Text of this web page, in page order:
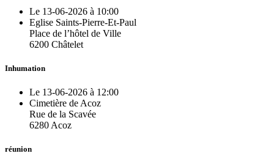
Le 13-06-2026 à 10:00
Eglise Saints-Pierre-Et-Paul
Place de l’hôtel de Ville
6200 Châtelet
Inhumation
Le 13-06-2026 à 12:00
Cimetière de Acoz
Rue de la Scavée
6280 Acoz
réunion